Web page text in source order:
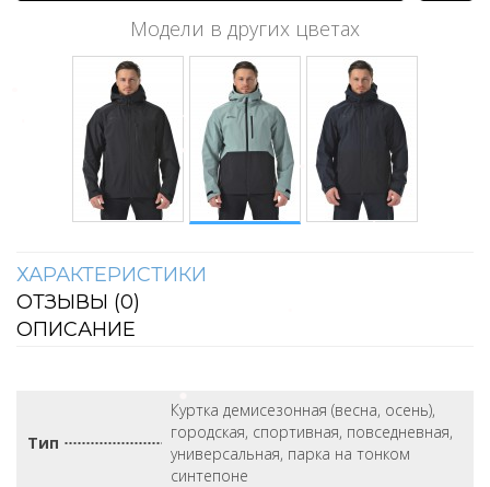
Модели в других цветах
ХАРАКТЕРИСТИКИ
ОТЗЫВЫ (0)
ОПИСАНИЕ
Тип
Куртка демисезонная (весна, осень),
городская, спортивная, повседневная,
универсальная, парка на тонком
синтепоне